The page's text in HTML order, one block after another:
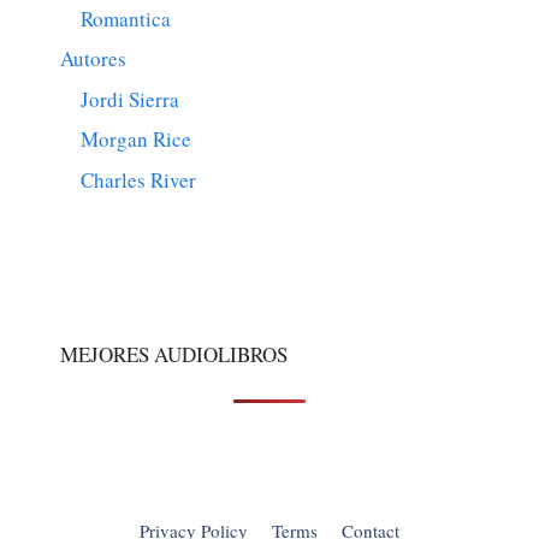
Romantica
Autores
Jordi Sierra
Morgan Rice
Charles River
MEJORES AUDIOLIBROS
Privacy Policy Terms Contact